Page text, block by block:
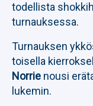
todellista
turnauksessa.
Turnauksen
toisella
Norrie nousi
lukemin.